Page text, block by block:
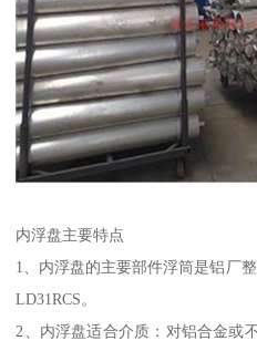
内浮盘主要特点
1、内浮盘的主要部件浮筒是铝厂
LD31RCS。
2、内浮盘适合介质：对铝合金或